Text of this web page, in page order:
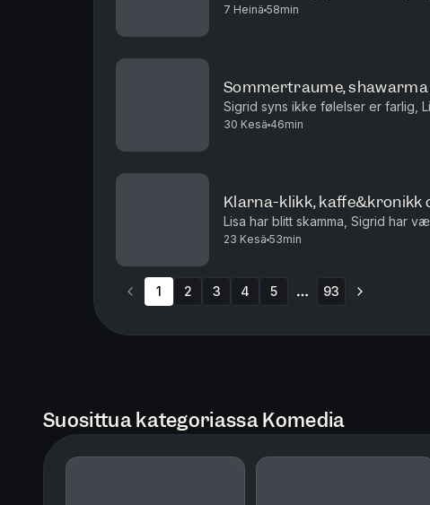
7 Heinä 58min
Sommertraume,
Sigrid syns ikke følelser er farlig,
30 Kesä 46min
Klarna-klikk, kaffe&kronikk
Lisa har blitt skamma, Sigrid har
23 Kesä 53min
1 2 3 4 5 93
Suosittua kategoriassa Komedia